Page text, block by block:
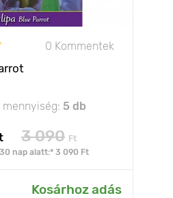
0 Kommentek
5 db
3 090 Ft
nap alatt:* 3 090 Ft
Kosárhoz adás